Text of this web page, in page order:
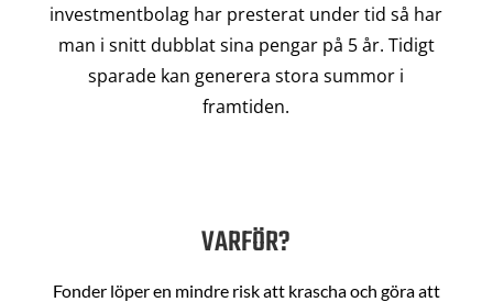
investmentbolag har presterat under tid så har
man i snitt dubblat sina pengar på 5 år. Tidigt
sparade kan generera stora summor i
framtiden.
VARFÖR?
Fonder löper en mindre risk att krascha och göra att